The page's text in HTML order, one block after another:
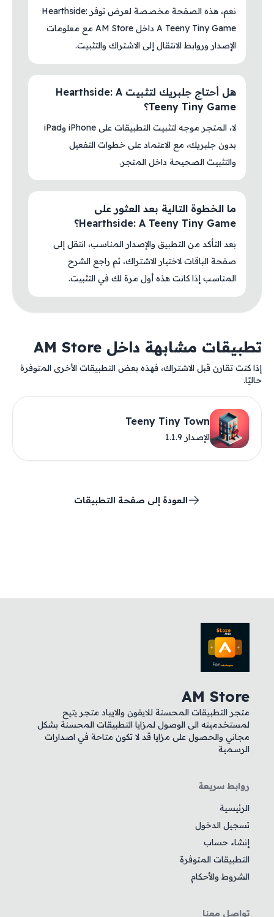
نعم، هذه الصفحة مخصصة لعرض توفر Hearthside:
A Teeny Tiny Game داخل AM Store مع معلومات
الإصدار وروابط الانتقال إلى الاشتراك والتثبيت.
هل أحتاج جلبريك لتثبيت Hearthside: A
Teeny Tiny Game؟
لا، المتجر موجه لتثبيت التطبيقات على iPhone وiPad
بدون جلبريك، مع الاعتماد على خطوات التفعيل
والتثبيت الصحيحة داخل المتجر.
ما الخطوة التالية بعد العثور على
Hearthside: A Teeny Tiny Game؟
بعد التأكد من التطبيق والإصدار المناسب، انتقل إلى
صفحة الباقات لاختيار الاشتراك، ثم راجع الشرح
المناسب إذا كانت هذه أول مرة لك في التثبيت.
تطبيقات مشابهة داخل AM Store
إذا كنت تقارن قبل الاشتراك، فهذه بعض التطبيقات الأخرى المتوفرة
حاليًا.
Teeny Tiny Town
الإصدار 1.1.9
العودة إلى صفحة التطبيقات
AM Store
متجر التطبيقات المحسنة للايفون والايباد متجر يتيح
لمستخدمينه الى الوصول لمزايا التطبيقات المحسنة بشكل
مجاني والحصول على مزايا قد لا تكون متاحة في اصدارات
الرسمية
روابط سريعة
الرئيسية
تسجيل الدخول
إنشاء حساب
التطبيقات المتوفرة
الشروط والأحكام
تواصل معنا